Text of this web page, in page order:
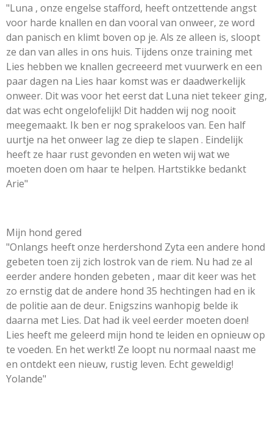
"Luna , onze engelse stafford, heeft ontzettende angst
voor harde knallen en dan vooral van onweer, ze word
dan panisch en klimt boven op je. Als ze alleen is, sloopt
ze dan van alles in ons huis. Tijdens onze training met
Lies hebben we knallen gecreeerd met vuurwerk en een
paar dagen na Lies haar komst was er daadwerkelijk
onweer. Dit was voor het eerst dat Luna niet tekeer ging,
dat was echt ongelofelijk! Dit hadden wij nog nooit
meegemaakt. Ik ben er nog sprakeloos van. Een half
uurtje na het onweer lag ze diep te slapen . Eindelijk
heeft ze haar rust gevonden en weten wij wat we
moeten doen om haar te helpen. Hartstikke bedankt
Arie"
Mijn hond gered
"Onlangs heeft onze herdershond Zyta een andere hond
gebeten toen zij zich lostrok van de riem. Nu had ze al
eerder andere honden gebeten , maar dit keer was het
zo ernstig dat de andere hond 35 hechtingen had en ik
de politie aan de deur. Enigszins wanhopig belde ik
daarna met Lies. Dat had ik veel eerder moeten doen!
Lies heeft me geleerd mijn hond te leiden en opnieuw op
te voeden. En het werkt! Ze loopt nu normaal naast me
en ontdekt een nieuw, rustig leven. Echt geweldig!
Yolande"